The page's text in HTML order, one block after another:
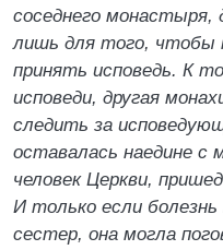
соседнего монастыря,
лишь для того, чтобы
принять исповедь. К
исповеди, другая
следить за
оставалась наедине с
человек Церкви,
И только если
сестер, она могла